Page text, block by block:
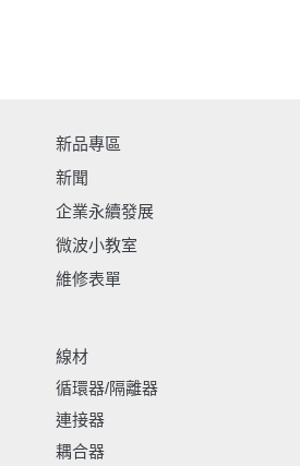
新品專區
新聞
企業永續發展
微波小教室
維修表單
線材
循環器/隔離器
連接器
耦合器